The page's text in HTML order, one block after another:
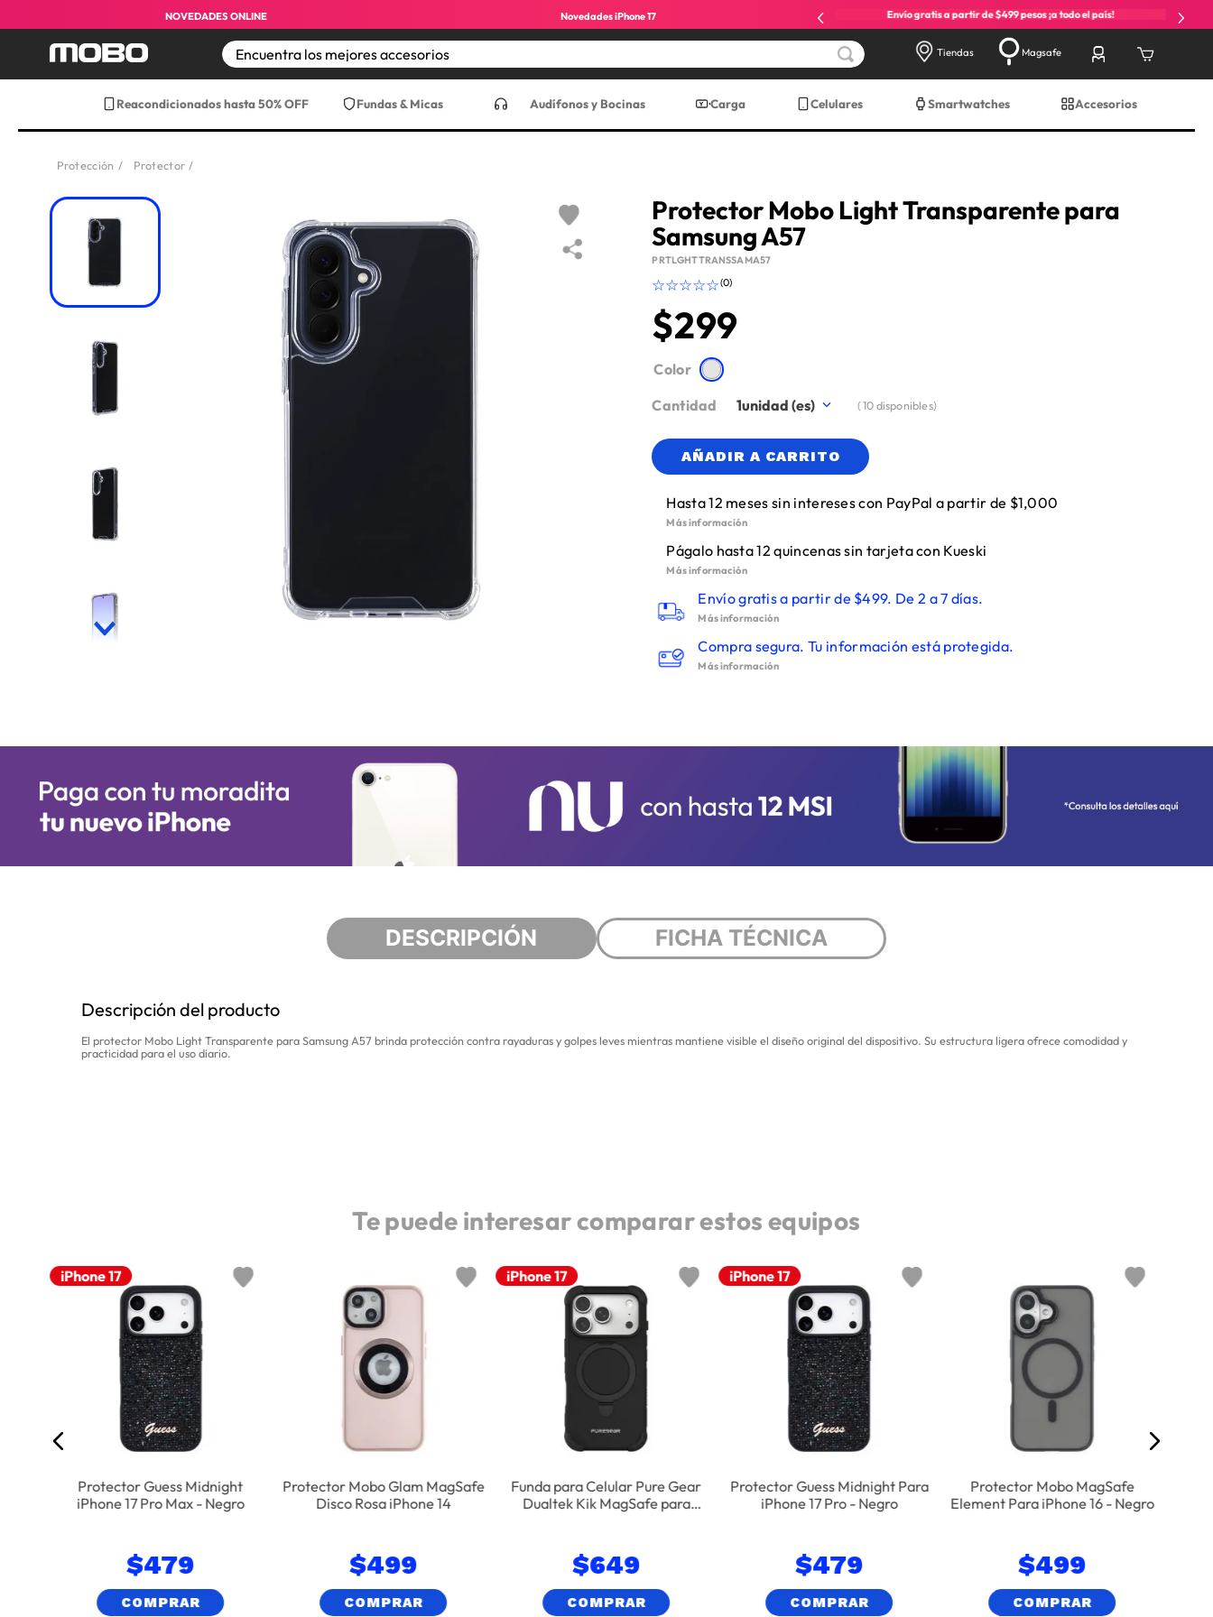
NOVEDADES ONLINE Novedades iPhone 17 Envío gratis a partir de $499 pesos ¡a todo el país!
Tiendas Magsafe
Reacondicionados hasta 50% OFF Fundas & Micas Audífonos y Bocinas Carga Celulares Smartwatches Accesorios
Protección Protector
Protector Mobo Light Transparente para
Samsung A57
PRTLGHTTRANSSAMA57
☆☆☆☆☆(0)
$299
Color
Cantidad
1 (10disponibles)
AÑADIR A CARRITO
Hasta 12 meses sin intereses con PayPal a partir de $1,000
Más información
Págalo hasta 12 quincenas sin tarjeta con Kueski
Más información
Envío gratis a partir de $499. De 2 a 7 días.
Más información
Compra segura. Tu información está protegida.
Más información
DESCRIPCIÓN FICHA TÉCNICA
Descripción del producto
El protector Mobo Light Transparente para Samsung A57 brinda protección contra rayaduras y golpes leves mientras mantiene visible el diseño original del dispositivo. Su estructura ligera ofrece comodidad y
practicidad para el uso diario.
Te puede interesar comparar estos equipos
iPhone 17
Protector Guess Midnight
iPhone 17 Pro Max - Negro
$479
COMPRAR
Protector Mobo Glam MagSafe
Disco Rosa iPhone 14
$499
COMPRAR
iPhone 17
Funda para Celular Pure Gear
Dualtek Kik MagSafe para
$649
COMPRAR
iPhone 17
Protector Guess Midnight Para
iPhone 17 Pro - Negro
$479
COMPRAR
Protector Mobo MagSafe
Element Para iPhone 16 - Negro
$499
COMPRAR
1
iphone
.
17 pro max
.
iphone 17 pro
funda iphone 17
8.
funda iphone 17 pro max
9.
iphone 15
10.